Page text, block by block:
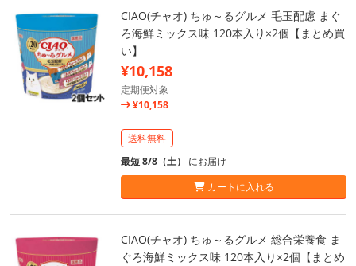
CIAO(チャオ) ちゅ～るグルメ 毛玉配慮 まぐ
ろ海鮮ミックス味 120本入り×2個【まとめ買
い】
¥10,158
定期便対象
¥10,158
送料無料
最短 8/8（土） にお届け
カートに入れる
CIAO(チャオ) ちゅ～るグルメ 総合栄養食 ま
ぐろ海鮮ミックス味 120本入り×2個【まとめ